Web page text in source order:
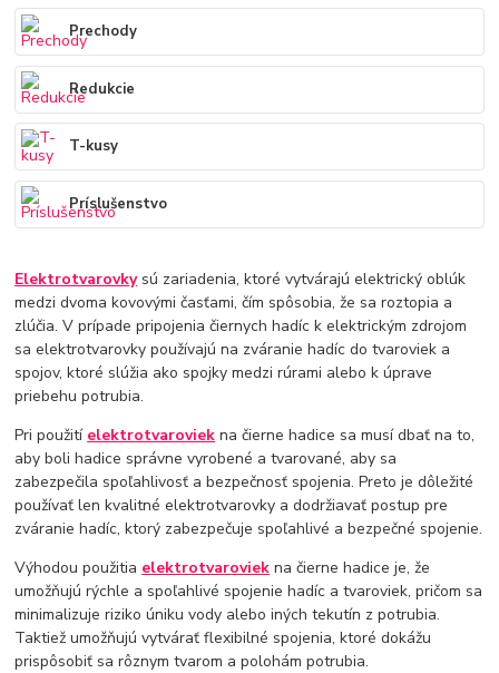
Prechody
Redukcie
T-kusy
Príslušenstvo
Elektrotvarovkysú zariadenia, ktoré vytvárajú elektrický oblúk
medzi dvoma kovovými časťami, čím spôsobia, že sa roztopia a
zlúčia. V prípade pripojenia čiernych hadíc k elektrickým zdrojom
sa elektrotvarovky používajú na zváranie hadíc do tvaroviek a
spojov, ktoré slúžia ako spojky medzi rúrami alebo k úprave
priebehu potrubia.
Pri použití elektrotvaroviek na čierne hadice sa musí dbať na to,
aby boli hadice správne vyrobené a tvarované, aby sa
zabezpečila spoľahlivosť a bezpečnosť spojenia. Preto je dôležité
používať len kvalitné elektrotvarovky a dodržiavať postup pre
zváranie hadíc, ktorý zabezpečuje spoľahlivé a bezpečné spojenie.
Výhodou použitia elektrotvaroviek na čierne hadice je, že
umožňujú rýchle a spoľahlivé spojenie hadíc a tvaroviek, pričom sa
minimalizuje riziko úniku vody alebo iných tekutín z potrubia.
Taktiež umožňujú vytvárať flexibilné spojenia, ktoré dokážu
prispôsobiť sa rôznym tvarom a polohám potrubia.